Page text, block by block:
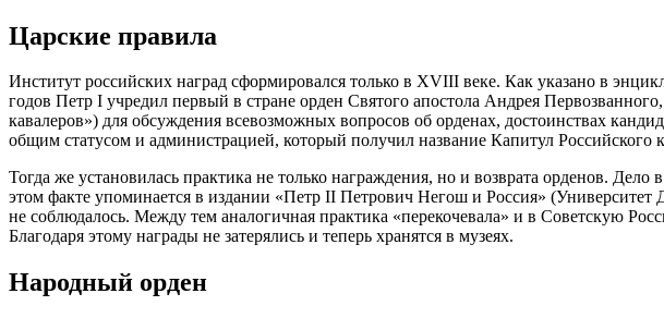
Царские правила
Институт российских наград сформировался только в XVIII веке. Как указано в
годов Петр I учредил первый в стране орден Святого апостола Андрея
кавалеров») для обсуждения всевозможных вопросов об орденах, достоинствах
общим статусом и администрацией, который получил название Капитул Российского
Тогда же установилась практика не только награждения, но и возврата орденов.
этом факте упоминается в издании «Петр II Петрович Негош и Россия»
не соблюдалось. Между тем аналогичная практика «перекочевала» и в Советскую
Благодаря этому награды не затерялись и теперь хранятся в музеях.
Народный орден